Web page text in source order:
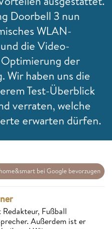
Doorbell 3 nun
WLAN-
die Video-
der
Wir haben uns die
Test-Überblick
verraten, welche
erwarten dürfen.
home&smart bei Google bevorzugen
Fußball
Außerdem ist er